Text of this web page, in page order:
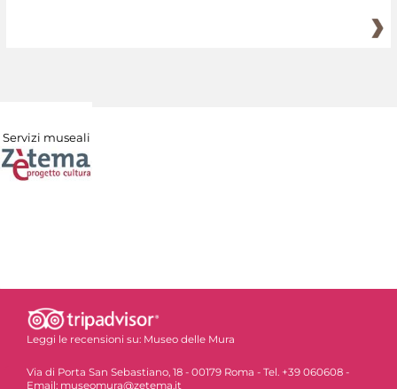
Servizi museali
Leggi le recensioni su: Museo delle Mura
Via di Porta San Sebastiano, 18 - 00179 Roma - Tel. +39 060608 -
Email: museomura@zetema.it